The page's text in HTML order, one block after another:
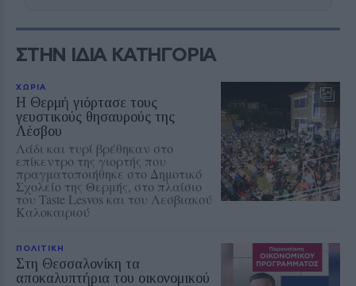
ΣΤΗΝ ΙΔΙΑ ΚΑΤΗΓΟΡΙΑ
ΧΩΡΙΑ
Η Θερμή γιόρτασε τους
γευστικούς θησαυρούς της
Λέσβου
Λάδι και τυρί βρέθηκαν στο
επίκεντρο της γιορτής που
πραγματοποιήθηκε στο Δημοτικό
Σχολείο της Θερμής, στο πλαίσιο
του Taste Lesvos και του Λεσβιακού
Καλοκαιριού
ΠΟΛΙΤΙΚΗ
Στη Θεσσαλονίκη τα
αποκαλυπτήρια του οικονομικού